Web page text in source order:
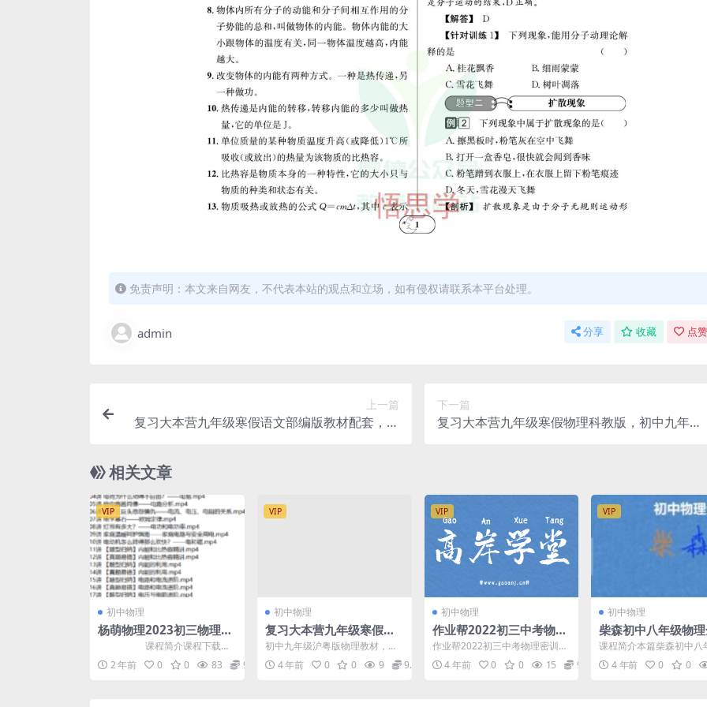
免责声明：本文来自网友，不代表本站的观点和立场，如有侵权请联系本平台处理。
admin 分享 收藏 点
上一篇
复习大本营九年级寒假语文部编版教材配套，初
下一篇
复习大本营九年级寒假物理科教版，初中九年级
相关文章
VIP
初中物理
杨萌物理2023初三物理上
学期暑假衔接A+班(含讲
义)
课程简介课程下载杨
萌物理2023初三物理上学期暑假
衔接A+班(秋上)，...
2 年前 0 0 83 9.9
VIP
初中物理
复习大本营九年级寒假物
理沪粤版，初中九年级物
理寒假作业电子版79页PD
F文档，百度网盘下载
初中九年级沪粤版物理教材，学
习资料下载，复习大本营九年级
寒假物理沪粤版，初中九年...
4 年前 0 0 9 9.9
VIP
初中物理
作业帮2022初三中考物理
密训班（押题）百度网盘
分享
作业帮2022初三中考物理密训
班，密训班不分老师，百度网盘
初中中考物理复习课程1...
4 年前 0 0 15 9.9
VIP
初中物理
柴森初中八年级物理
视频网课(含电子讲义
错题法)百度网盘资源
课程简介本篇柴森初中八
理全套视频网课，由物理
森 讲课，毕业于北京邮...
4 年前 0 0